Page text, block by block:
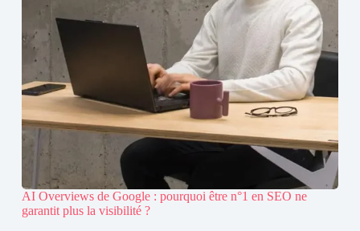
AI Overviews de Google : pourquoi être n°1 en SEO ne
garantit plus la visibilité ?